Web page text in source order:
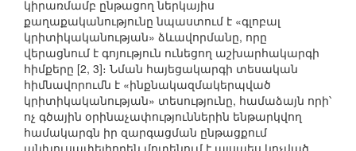
կիրառմամբ ընթացող ներկայիս
քաղաքականությունը նպաստում է «գլոբալ
կրիտիկականության» ձևավորմանը, որը
վերացնում է գոյություն ունեցող աշխարհակարգի
հիմքերը [2, 3]։ Նման հայեցակարգի տեսական
հիմնավորումն է «ինքնակազմակերպված
կրիտիկականության» տեսությունը, համաձայն որի՝
ոչ գծային օրինաչափություններին ենթարկվող
համակարգն իր զարգացման ընթացքում